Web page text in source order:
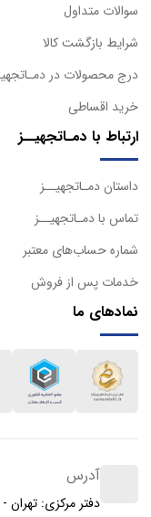
سوالات متداول
شرایط بازگشت کالا
درج محصولات در
خرید اقساطی
ارتباط با دمـاتجهیــز
داستان دمـاتجهیــز
تماس با دمـاتجهیــز
شماره حساب‌های معتبر
خدمات پس از فروش
نمادهای ما
آدرس
دفتر مرکزی: تهران